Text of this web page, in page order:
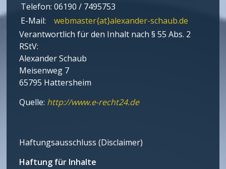
Telefon: 06190 / 7495753
E-Mail:
webmaster{at}alexander-schaub.de
Verantwortlich für den Inhalt nach § 55 Abs. 2
RStV:
Alexander Schaub
Meisenweg 7
65795 Hattersheim
Quelle: http://www.e-recht24.de
Haftungsausschluss (Disclaimer)
Haftung für Inhalte